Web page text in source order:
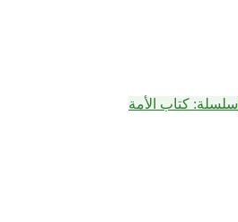
سلسلة: كتاب الأمة